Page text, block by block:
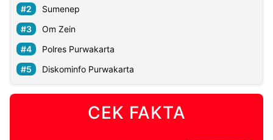
Sumenep
Om Zein
Polres Purwakarta
Diskominfo Purwakarta
CEK FAKTA